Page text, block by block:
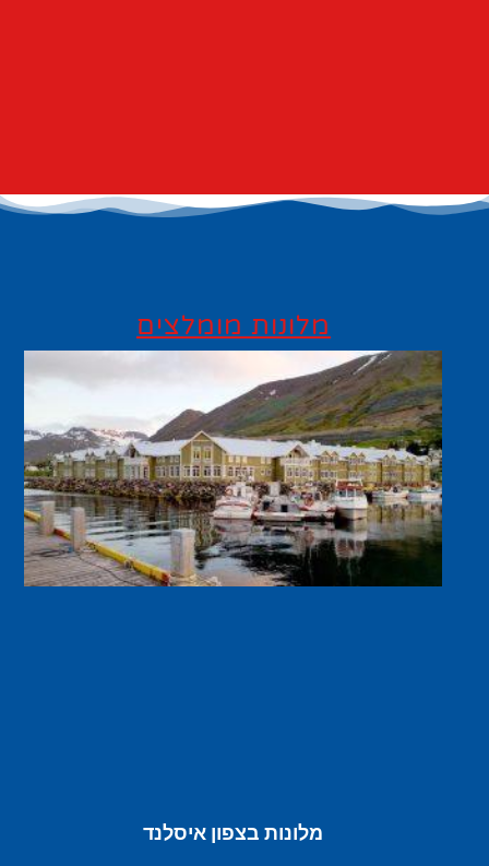
מלונות מומלצים
מלונות בצפון איסלנד